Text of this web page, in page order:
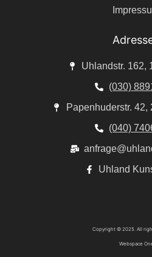
Uhlandstr. 162,
(030)
Papenhuderstr. 42,
(040)
Uhland
Copyright © 2025. All
Webspace